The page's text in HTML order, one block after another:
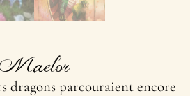
dragons parcouraient encore